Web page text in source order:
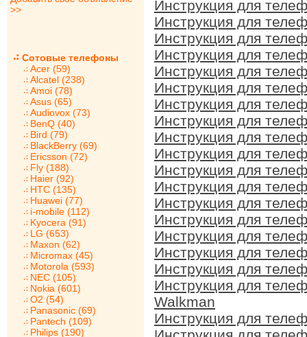
>>
Сотовые телефоны
Acer (59)
Alcatel (238)
Amoi (78)
Asus (65)
Audiovox (73)
BenQ (40)
Bird (79)
BlackBerry (69)
Ericsson (72)
Fly (188)
Haier (92)
HTC (135)
Huawei (77)
i-mobile (112)
Kyocera (91)
LG (653)
Maxon (62)
Micromax (45)
Motorola (593)
NEC (105)
Nokia (601)
O2 (54)
Panasonic (69)
Pantech (109)
Philips (190)
Инструкция для
Инструкция для
Инструкция для
Инструкция для
Инструкция для
Инструкция для
Инструкция для
Инструкция для
Инструкция для
Инструкция для
Инструкция для
Инструкция для
Инструкция для
Инструкция для
Инструкция для
Инструкция для
Инструкция для
Инструкция для
Walkman
Инструкция для